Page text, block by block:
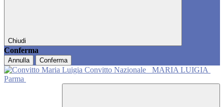
Chiudi
Conferma
Annulla Conferma
Convitto Nazionale
MARIA LUIGIA
Parma